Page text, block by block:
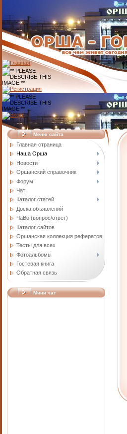
Меню сайта
Главная страница
Наша Орша
Новости
Оршанский справочник
Форум
Чат
Каталог статей
Доска объявлений
ЧаВо (вопрос/ответ)
Каталог сайтов
Оршанская коллекция рефератов
Тесты для всех
Фотоальбомы
Гостевая книга
Обратная связь
Мини чат